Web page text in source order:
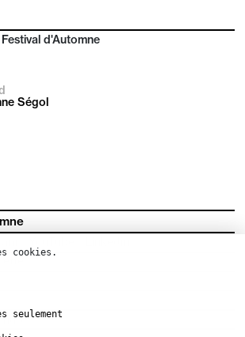
d'Automne
Ségol
cookies.
seulement